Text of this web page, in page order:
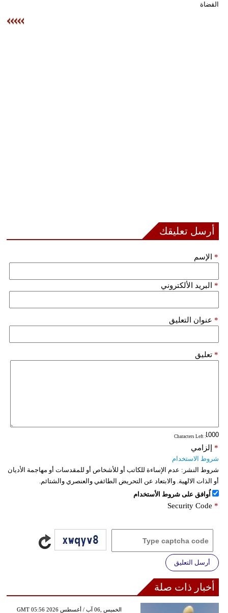
القضاة
أرسل تعليقك
الإسم *
البريد الألكتروني *
عنوان التعليق *
تعليق *
: Characters Left
إلزامي *
شروط الاستخدام
شروط النشر: عدم الإساءة للكاتب أو للأشخاص أو للمقدسات أو مهاجمة الأديان
أو الذات الالهية. والابتعاد عن التحريض الطائفي والعنصري والشتائم.
اُوافق على شروط الأستخدام
Security Code *
أرسل التعليق
أخبار ذات صلة
GMT 05:56 2026 الخميس ,06 آب / أغسطس